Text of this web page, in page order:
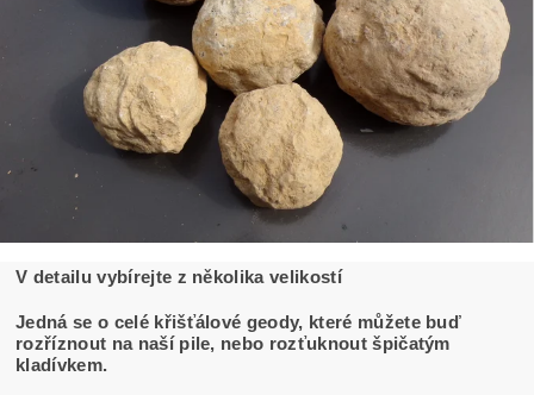
V detailu vybírejte z několika velikostí
Jedná se o celé křišťálové geody, které můžete buď
rozříznout na naší pile, nebo rozťuknout špičatým
kladívkem.